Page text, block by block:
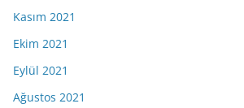
Kasım 2021
Ekim 2021
Eylül 2021
Ağustos 2021